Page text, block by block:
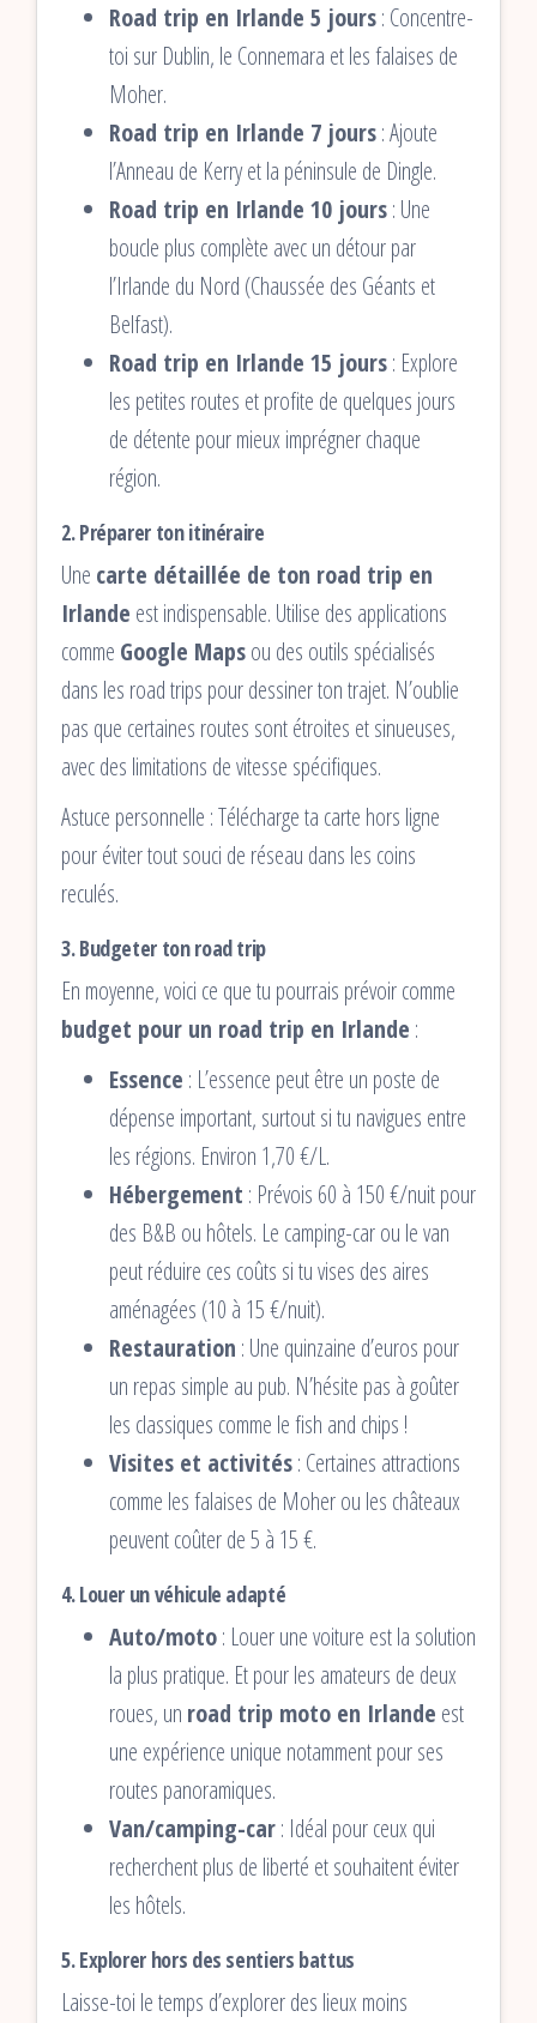
Road trip en Irlande 5 jours: Concentre-
toi sur Dublin, le Connemara et les falaises de
Moher.
Road trip en Irlande 7 jours: Ajoute
l’Anneau de Kerry et la péninsule de Dingle.
Road trip en Irlande 10 jours: Une
boucle plus complète avec un détour par
l’Irlande du Nord (Chaussée des Géants et
Belfast).
Road trip en Irlande 15 jours: Explore
les petites routes et profite de quelques jours
de détente pour mieux imprégner chaque
région.
2. Préparer ton itinéraire
Une carte détaillée de ton road trip en
Irlande est indispensable. Utilise des applications
comme Google Mapsou des outils spécialisés
dans les road trips pour dessiner ton trajet. N’oublie
pas que certaines routes sont étroites et sinueuses,
avec des limitations de vitesse spécifiques.
Astuce personnelle : Télécharge ta carte hors ligne
pour éviter tout souci de réseau dans les coins
reculés.
3. Budgeter ton road trip
En moyenne, voici ce que tu pourrais prévoir comme
budget pour un road trip en Irlande :
Essence : L’essence peut être un poste de
dépense important, surtout si tu navigues entre
les régions. Environ 1,70 €/L.
Hébergement : Prévois 60 à 150 €/nuit pour
des B&B ou hôtels. Le camping-car ou le van
peut réduire ces coûts si tu vises des aires
aménagées (10 à 15 €/nuit).
Restauration : Une quinzaine d’euros pour
un repas simple au pub. N’hésite pas à goûter
les classiques comme le fish and chips !
Visites et activités: Certaines attractions
comme les falaises de Moher ou les châteaux
peuvent coûter de 5 à 15 €.
4. Louer un véhicule adapté
Auto/moto: Louer une voiture est la solution
la plus pratique. Et pour les amateurs de deux
roues, un road trip moto en Irlande est
une expérience unique notamment pour ses
routes panoramiques.
Van/camping-car: Idéal pour ceux qui
recherchent plus de liberté et souhaitent éviter
les hôtels.
5. Explorer hors des sentiers battus
Laisse-toi le temps d’explorer des lieux moins